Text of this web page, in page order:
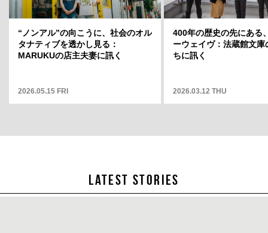
」店長・
ういう場
こから何
岡山天音に聞く、変容のスリルと変
わらない自分——連載「そこから何
が見えますか」12
2025.05.01 THU
“ノンアル”の向こうに、社会のオル
タナティブを透かし見る：
MARUKUの店主夫妻に訊く
2026.05.15 FRI
400年の歴史の先にある
ーウェイヴ：法蔵館文庫
ちに訊く
2026.03.12 THU
LATEST STORIES